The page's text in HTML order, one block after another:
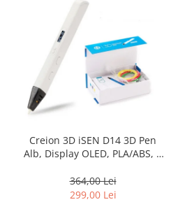
Creion 3D iSEN D14 3D Pen
Alb, Display OLED, PLA/ABS, 3
364,00 Lei
299,00 Lei